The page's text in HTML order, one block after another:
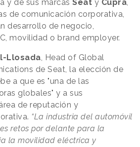
y de sus marcas Seat y Cupra,
de comunicación corporativa,
desarrollo de negocio,
movilidad o brand employer.
Llosada, Head of Global
de Seat, la elección de
a que es "una de las
globales" y a sus
de reputación y
“La industria del automóvil
retos por delante para la
la movilidad eléctrica y